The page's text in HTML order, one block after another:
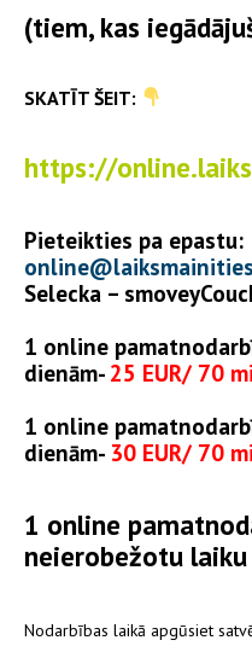
(tiem, kas
SKATĪT ŠEIT:
https://
Pieteikties pa epastu:
Selecka –
1 online
dienām- 25 EUR/ 70
1 online
dienām- 30 EUR/ 70
1 online
neierobežotu laiku
Nodarbības laikā apgūsiet